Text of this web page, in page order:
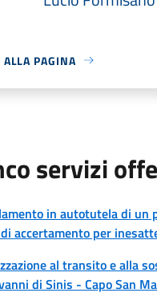
ALLA PAGINA
servizi
in autotutela di un
accertamento per
al transito e alla
di Sinis - Capo San